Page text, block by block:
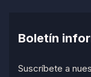
Boletín
Suscríbete a